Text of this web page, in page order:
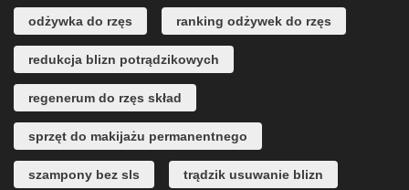
odżywka do rzęs ranking odżywek do rzęs
redukcja blizn potrądzikowych
regenerum do rzęs skład
sprzęt do makijażu permanentnego
szampony bez sls trądzik usuwanie blizn